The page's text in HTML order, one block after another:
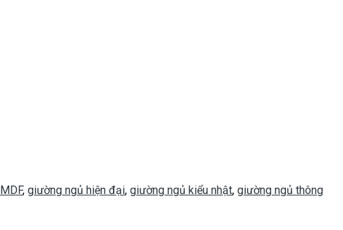
, giường ngủ hiện đại, giường ngủ kiểu nhật, giường ngủ thông